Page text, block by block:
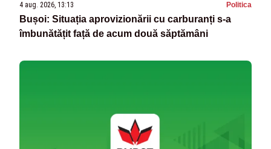
4 aug. 2026, 13:13 Politica
Bușoi: Situația aprovizionării cu carburanți s-a
îmbunătățit față de acum două săptămâni